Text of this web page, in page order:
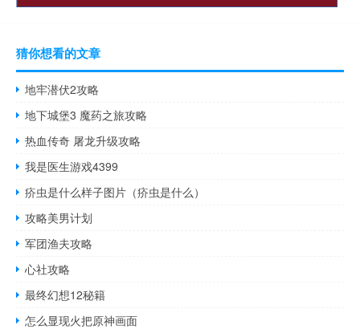
猜你想看的文章
地牢潜伏2攻略
地下城堡3 魔药之旅攻略
热血传奇 屠龙升级攻略
我是医生游戏4399
疥虫是什么样子图片（疥虫是什么）
攻略美男计划
军团渔夫攻略
心社攻略
最终幻想12秘籍
怎么显现火把原神画面